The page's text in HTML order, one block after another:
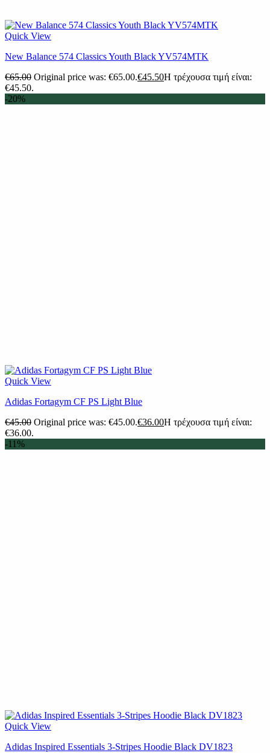
Quick View
New Balance 574 Classics Youth Black YV574MTK
€65.00 Original price was: €65.00.€45.50Η τρέχουσα τιμή είναι:
€45.50.
-20%
Quick View
Adidas Fortagym CF PS Light Blue
€45.00 Original price was: €45.00.€36.00Η τρέχουσα τιμή είναι:
€36.00.
-11%
Quick View
Adidas Inspired Essentials 3-Stripes Hoodie Black DV1823